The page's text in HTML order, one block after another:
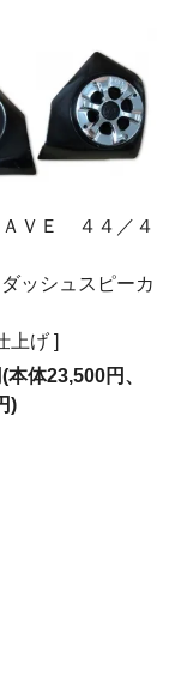
ＡＶＥ ４４／４
ッシュスピーカ
上げ ]
体23,500円、
)